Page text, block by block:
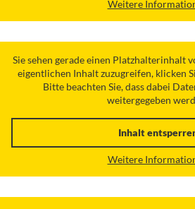
Weitere
Sie sehen gerade einen Platzhalterinhalt
eigentlichen Inhalt zuzugreifen, klicken
Bitte beachten Sie, dass dabei
weitergegeben
Inhalt
Weitere